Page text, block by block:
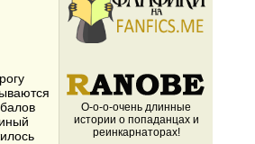
О-о-о-очень длинные
истории о попаданцах и
реинкарнаторах!